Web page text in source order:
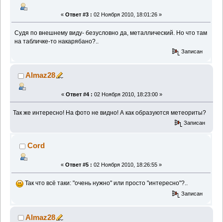
« Ответ #3 : 02 Ноября 2010, 18:01:26 »
Судя по внешнему виду- безусловно да, металлический. Но что там
на табличке-то накарябано?..
Записан
Almaz28
« Ответ #4 : 02 Ноября 2010, 18:23:00 »
Так же интересно! На фото не видно! А как образуются метеориты?
Записан
Cord
« Ответ #5 : 02 Ноября 2010, 18:26:55 »
Так что всё таки: "очень нужно" или просто "интересно"?..
Записан
Almaz28